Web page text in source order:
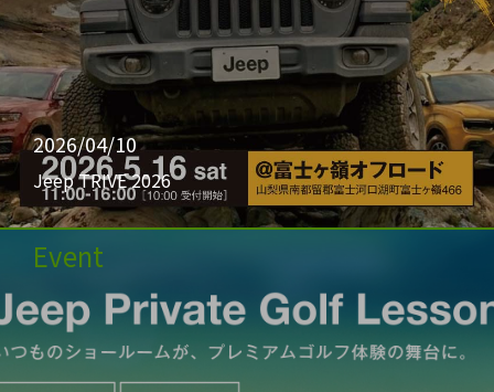
2026/04/10
Jeep TRIVE 2026
Event